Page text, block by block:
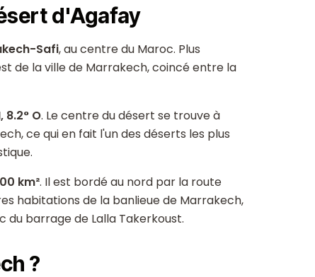
d'Agafay
Safi, au centre du Maroc. Plus
de la ville de Marrakech, coincé entre la
8.2° O. Le centre du désert se trouve à
ce qui en fait l'un des déserts les plus
km². Il est bordé au nord par la route
habitations de la banlieue de Marrakech,
du barrage de Lalla Takerkoust.
?